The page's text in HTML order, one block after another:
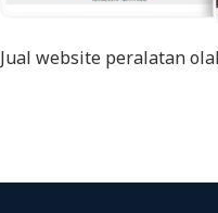
Jual website peralatan